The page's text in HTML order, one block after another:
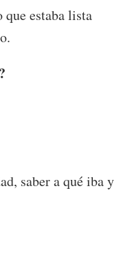
estaba lista
saber a qué iba y